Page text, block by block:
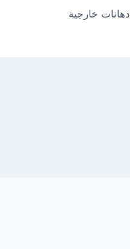
دهانات خارجية